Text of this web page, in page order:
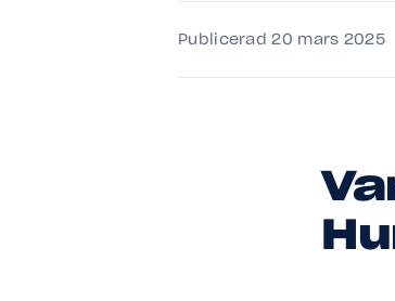
Publicerad 20 mars 2025